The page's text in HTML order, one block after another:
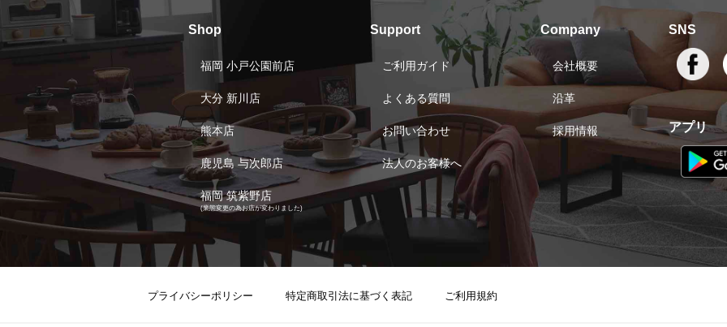
Shop
福岡 小戸公園前店
大分 新川店
熊本店
鹿児島 与次郎店
福岡 筑紫野店
(業態変更の為お店が変わりました)
Support
ご利用ガイド
よくある質問
お問い合わせ
法人のお客様へ
Company
会社概要
沿革
採用情報
SNS
アプリ
プライバシーポリシー 特定商取引法に基づく表記 ご利用規約